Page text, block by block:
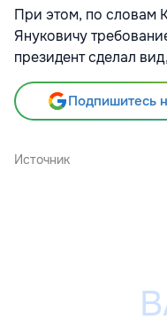
При этом, по словам
Януковичу
президент сделал
Подпишитесь
Источник